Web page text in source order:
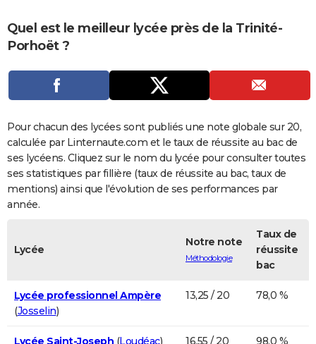
CARTE DE VOEUX
Dictionnaire
Biographies
Expressions
Proverbes
PROGRAMME TV
COPAINS D'AVANT
S'inscrire
Se connecter
Lycées
Collèges
Primaires
Universités
Entreprises
Service militaire
Avis de recherche
AVIS DE DÉCÈS
FORUM
Bricolage
Lifestyle
Culture
Sport
Auto
Television
Voyage
Cinema
Quel est le meilleur lycée près de la Trinité-
Porhoët ?
Pour chacun des lycées sont publiés une note globale sur 20,
calculée par Linternaute.com et le taux de réussite au bac de
ses lycéens. Cliquez sur le nom du lycée pour consulter toutes
ses statistiques par fillière (taux de réussite au bac, taux de
mentions) ainsi que l'évolution de ses performances par
année.
Lycée
Notre note
Méthodologie
Taux de
réussite
bac
Lycée professionnel Ampère
(Josselin)
13,25 / 20 78,0 %
Lycée Saint-Joseph (Loudéac) 16,55 / 20 98,0 %